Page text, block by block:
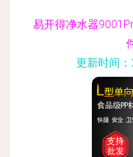
易开得净水器
更新时间